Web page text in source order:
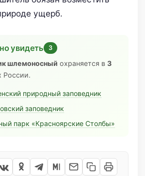
ущерб.
увидеть 3
шлемоносный охраняется в3
России.
природный заповедник
заповедник
парк «Красноярские Столбы»